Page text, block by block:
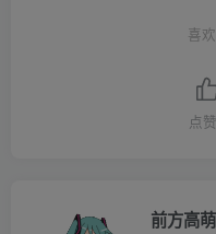
何晨光没有办法，脱下
何晨光忍着疼痛，啪啪..
喜
点赞
前方高